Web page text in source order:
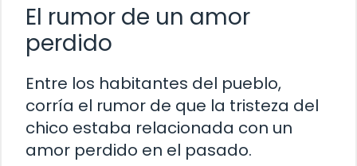
El rumor de un amor
perdido
Entre los habitantes del pueblo,
corría el rumor de que la tristeza del
chico estaba relacionada con un
amor perdido en el pasado.